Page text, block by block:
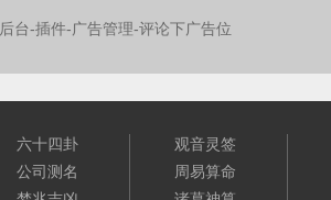
后台-插件-广告管理-评论下广告位
六十四卦
公司测名
观音灵签
周易算命